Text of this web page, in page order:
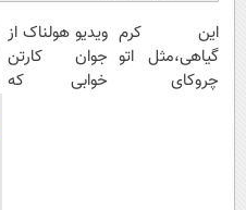
این کرم
گیاهی،مثل اتو
چروکای
ویدیو هولناک از
جوان کارتن
خوابی که